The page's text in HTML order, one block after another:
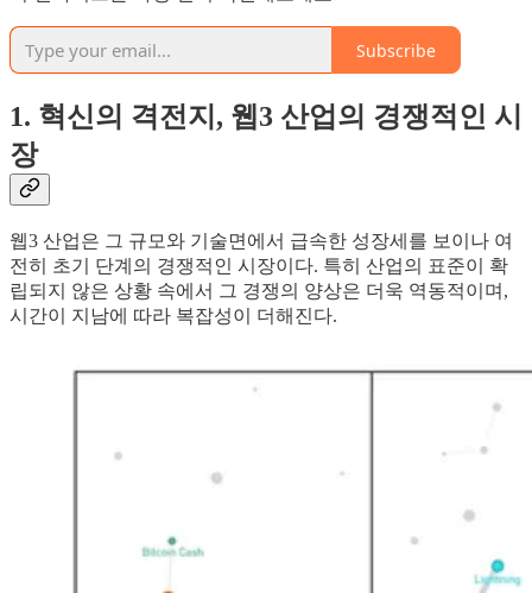
Subscribe
1. 혁신의 격전지, 웹3 산업의 경쟁적인 시
장
웹3 산업은 그 규모와 기술면에서 급속한 성장세를 보이나 여
전히 초기 단계의 경쟁적인 시장이다. 특히 산업의 표준이 확
립되지 않은 상황 속에서 그 경쟁의 양상은 더욱 역동적이며,
시간이 지남에 따라 복잡성이 더해진다.